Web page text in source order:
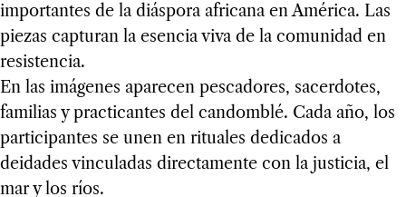
importantes de la diáspora africana en América. Las
piezas capturan la esencia viva de la comunidad en
resistencia.
En las imágenes aparecen pescadores, sacerdotes,
familias y practicantes del candomblé. Cada año, los
participantes se unen en rituales dedicados a
deidades vinculadas directamente con la justicia, el
mar y los ríos.